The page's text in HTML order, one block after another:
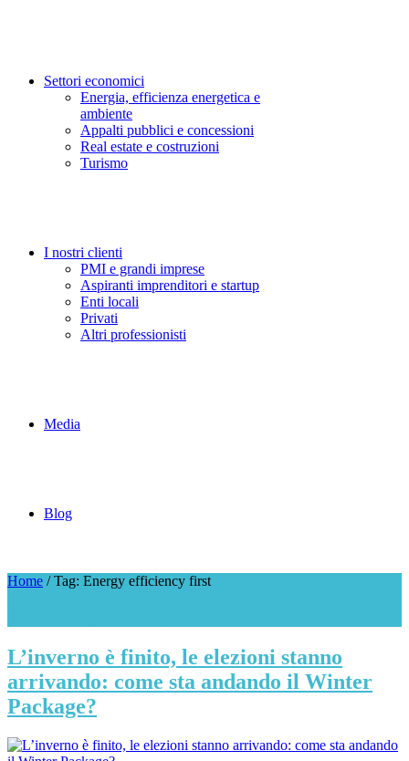
Settori economici
Energia, efficienza energetica e
ambiente
Appalti pubblici e concessioni
Real estate e costruzioni
Turismo
I nostri clienti
PMI e grandi imprese
Aspiranti imprenditori e startup
Enti locali
Privati
Altri professionisti
Media
Blog
Home /Tag: Energy efficiency first
L’inverno è finito, le elezioni stanno
arrivando: come sta andando il Winter
Package?